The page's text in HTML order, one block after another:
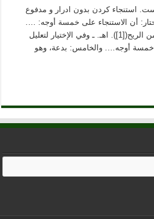
استنجاء کردن بدون ادرار و مدفوع
أن الاستنجاء على خمسة أوجه: ….
والخامس: بدعة، وهو الاستنجاء من الريح([1]). اهـ. ـ وفي الإختیار لتعلیل
خمسة أوجه…. والخامس: بدعة، وهو